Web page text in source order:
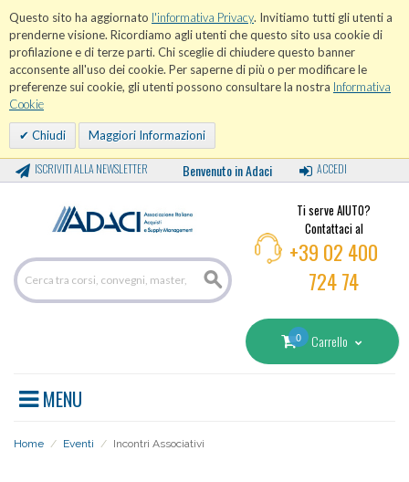
Questo sito ha aggiornato l'informativa Privacy. Invitiamo tutti gli utenti a
prenderne visione. Ricordiamo agli utenti che questo sito usa cookie di
profilazione e di terze parti. Chi sceglie di chiudere questo banner
acconsente all'uso dei cookie. Per saperne di più o per modificare le
preferenze sui cookie, gli utenti possono consultare la nostra Informativa
Cookie
Chiudi Maggiori Informazioni
ISCRIVITI ALLA NEWSLETTER Benvenuto in Adaci ACCEDI
Ti serve AIUTO?
Contattaci al
+39 02 400
724 74
0 Carrello
MENU
Home / Eventi / Incontri Associativi